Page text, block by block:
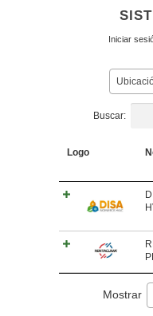
Iniciar
Buscar:
Logo
Mostrar